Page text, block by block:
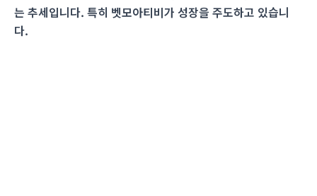
는 추세입니다. 특히 벳모아티비가 성장을 주도하고 있습니
다.